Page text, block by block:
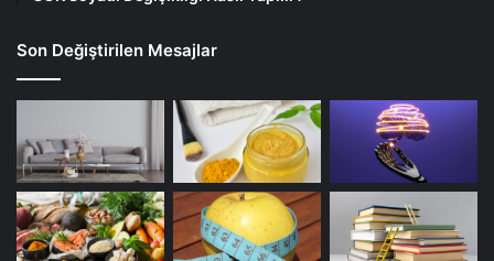
Son Değiştirilen Mesajlar